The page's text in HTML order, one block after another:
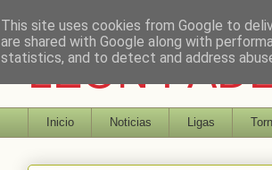
LEON
Inicio Noticias Ligas
This site uses cookies from Google to
are shared with Google along with
statistics, and to detect and address